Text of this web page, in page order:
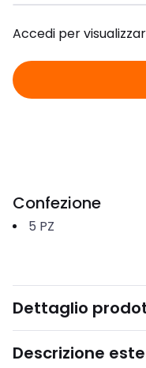
Accedi per
Confezione
5 PZ
Dettaglio
Descrizione